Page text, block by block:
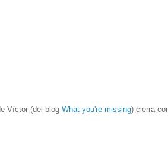
Víctor (del blog What you're missing) cierra